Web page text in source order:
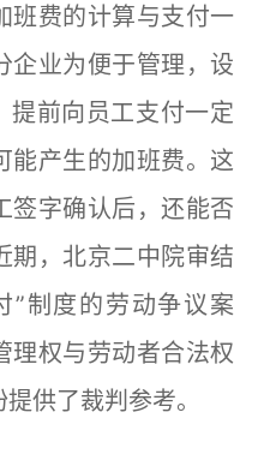
费的计算与支付一
企业为便于管理，设
提前向员工支付一定
能产生的加班费。这
签字确认后，还能否
期，北京二中院审结
”制度的劳动争议案
理权与劳动者合法权
供了裁判参考。